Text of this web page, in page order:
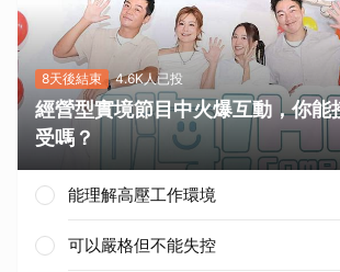
8天後結束 4.6K人已投
經營型實境節目中火爆互動，你能
受嗎？
能理解高壓工作環境
可以嚴格但不能失控